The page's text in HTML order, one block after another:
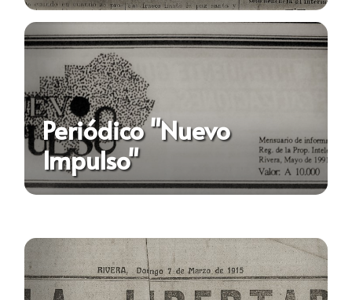
Periódico "Nuevo
Impulso"